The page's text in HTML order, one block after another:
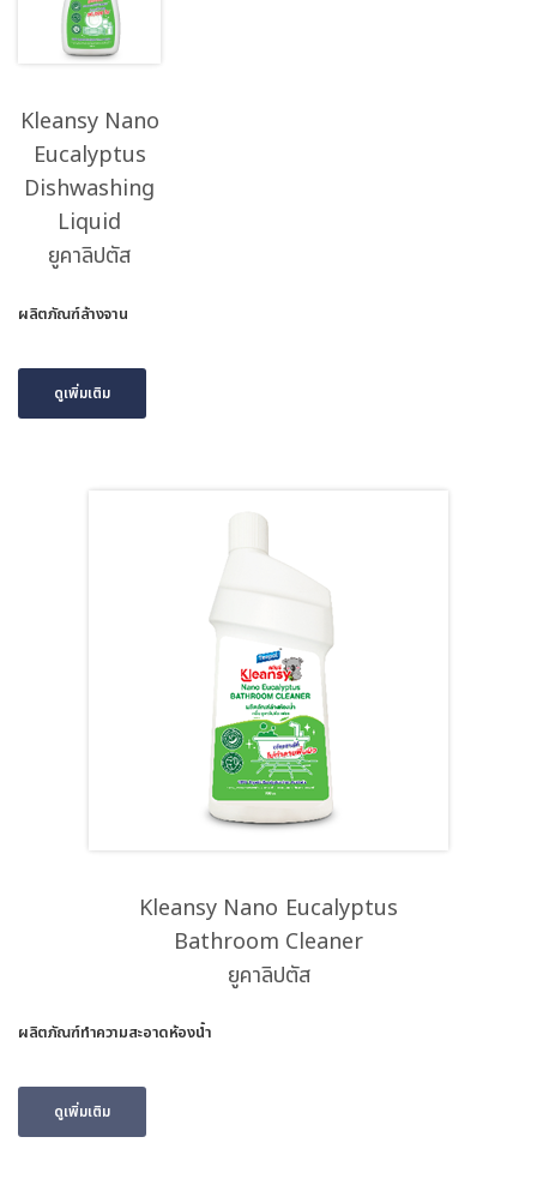
Kleansy Nano
Eucalyptus
Dishwashing
Liquid
ยูคาลิปตัส
ผลิตภัณฑ์ล้างจาน
ดูเพิ่มเติม
Kleansy Nano Eucalyptus
Bathroom Cleaner
ยูคาลิปตัส
ผลิตภัณฑ์ทำความสะอาดห้องน้ำ
ดูเพิ่มเติม